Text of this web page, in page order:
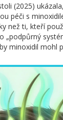
(2025)
péči s
než ti, kteří
„podpůrný
minoxidil mohl